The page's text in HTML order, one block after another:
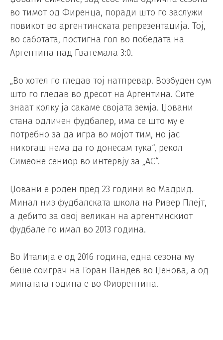
во тимот од Фиренца, поради што го заслужи
повикот во аргентинската репрезентација. Тој,
во саботата, постигна гол во победата на
Аргентина над Гватемала 3:0.
„Во хотел го гледав тој натпревар. Возбуден сум
што го гледав во дресот на Аргентина. Сите
знаат колку ја сакаме својата земја. Џовани
стана одличен фудбалер, има се што му е
потребно за да игра во мојот тим, но јас
никогаш нема да го донесам тука“, рекол
Симеоне сениор во интервју за „АС“.
Џовани е роден пред 23 години во Мадрид.
Минал низ фудбалската школа на Ривер Плејт,
а дебито за овој великан на аргентинскиот
фудбале го имал во 2013 година.
Во Италија е од 2016 година, една сезона му
беше соиграч на Горан Пандев во Џенова, а од
минатата година е во Фиорентина.